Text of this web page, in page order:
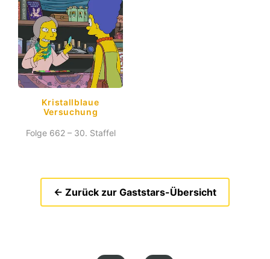
Kristallblaue
Versuchung
Folge 662 – 30. Staffel
← Zurück zur Gaststars-Übersicht